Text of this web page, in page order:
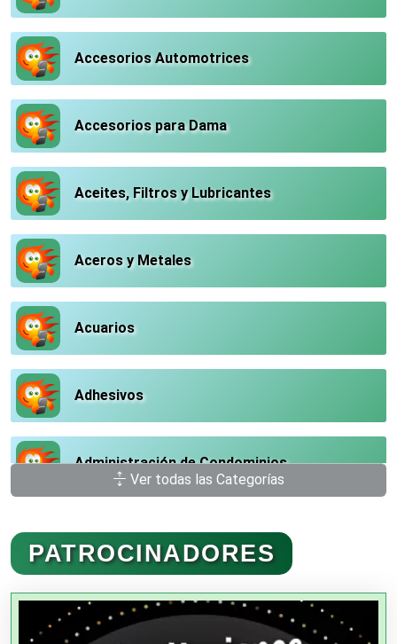
Accesorios Automotrices
Accesorios para Dama
Aceites, Filtros y Lubricantes
Aceros y Metales
Acuarios
Adhesivos
Administración de Condominios
Administración de Empresas
Agencias Aduanales
Ver todas las Categorías
PATROCINADORES